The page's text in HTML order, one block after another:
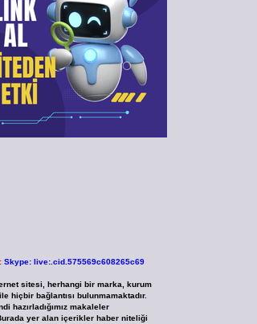
Skype: live:.cid.575569c608265c69
sitesi, herhangi bir marka, kurum
hiçbir bağlantısı bulunmamaktadır.
hazırladığımız makaleler
yer alan içerikler haber niteliği